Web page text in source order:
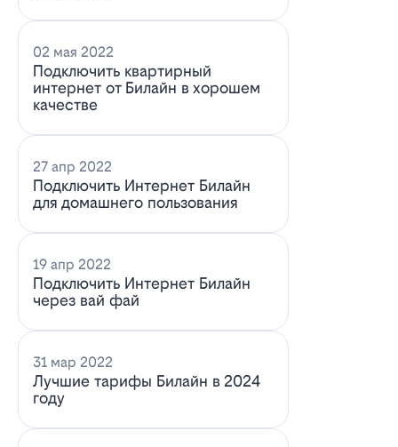
02 мая 2022
Подключить квартирный
интернет от Билайн в хорошем
качестве
27 апр 2022
Подключить Интернет Билайн
для домашнего пользования
19 апр 2022
Подключить Интернет Билайн
через вай фай
31 мар 2022
Лучшие тарифы Билайн в 2024
году